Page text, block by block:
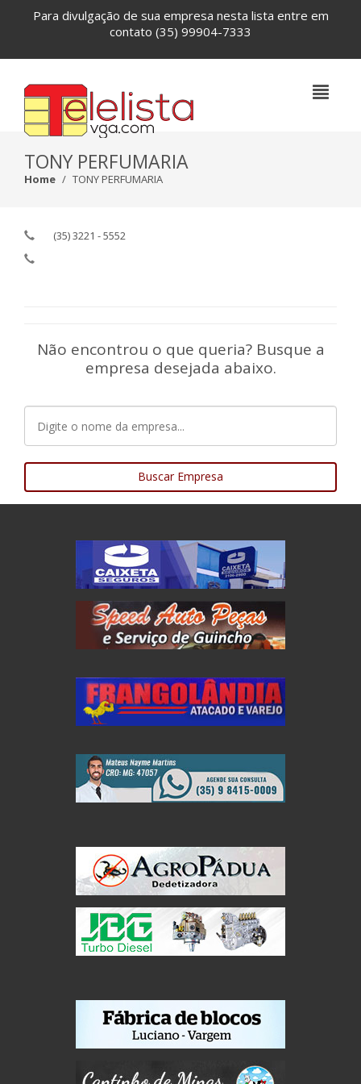
Para divulgação de sua empresa nesta lista entre em
contato (35) 99904-7333
TONY PERFUMARIA
Home TONY PERFUMARIA
(35) 3221 - 5552
Não encontrou o que queria? Busque a
empresa desejada abaixo.
Buscar Empresa